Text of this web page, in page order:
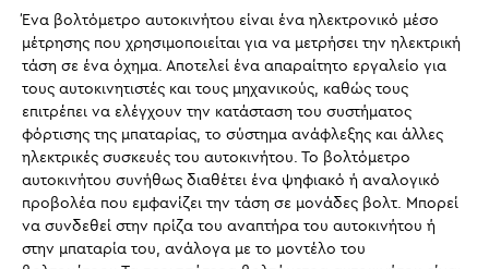
Ένα βολτόμετρο αυτοκινήτου είναι ένα ηλεκτρονικό μέσο
μέτρησης που χρησιμοποιείται για να μετρήσει την ηλεκτρική
τάση σε ένα όχημα. Αποτελεί ένα απαραίτητο εργαλείο για
τους αυτοκινητιστές και τους μηχανικούς, καθώς τους
επιτρέπει να ελέγχουν την κατάσταση του συστήματος
φόρτισης της μπαταρίας, το σύστημα ανάφλεξης και άλλες
ηλεκτρικές συσκευές του αυτοκινήτου. Το βολτόμετρο
αυτοκινήτου συνήθως διαθέτει ένα ψηφιακό ή αναλογικό
προβολέα που εμφανίζει την τάση σε μονάδες βολτ. Μπορεί
να συνδεθεί στην πρίζα του αναπτήρα του αυτοκινήτου ή
στην μπαταρία του, ανάλογα με το μοντέλο του